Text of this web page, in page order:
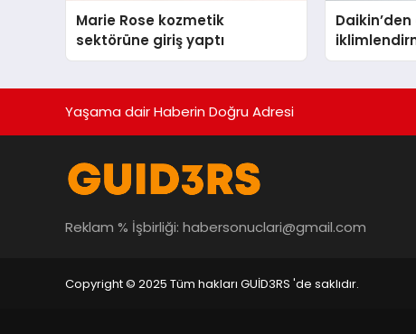
Marie Rose kozmetik
sektörüne giriş yaptı
Daikin’den
Madoka
Yaşama dair Haberin Doğru Adresi
Reklam % İşbirliği: habersonuclari@gmail.com
Copyright © 2025 Tüm hakları GUİD3RS 'de saklıdır.